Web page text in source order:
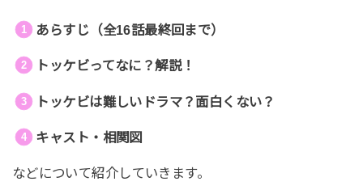
あらすじ（全16話最終回まで）
トッケビってなに？解説！
トッケビは難しいドラマ？面白くない？
キャスト・相関図
などについて紹介していきます。